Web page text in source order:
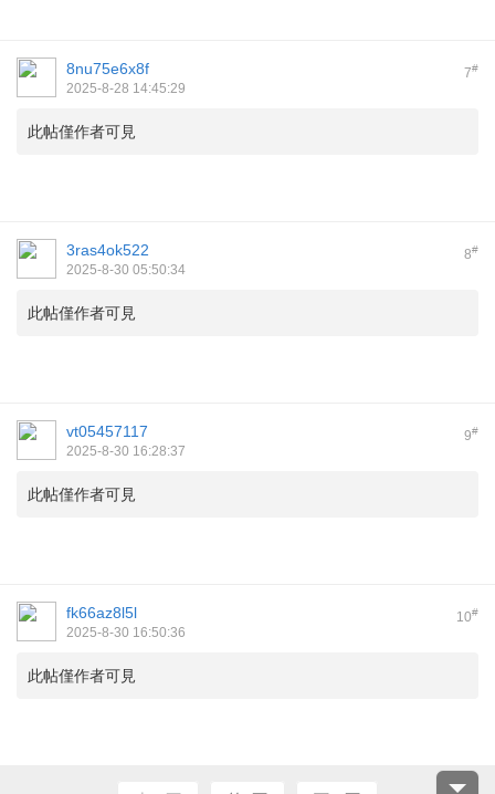
7#
8nu75e6x8f
2025-8-28 14:45:29
此帖僅作者可見
8#
3ras4ok522
2025-8-30 05:50:34
此帖僅作者可見
9#
vt05457117
2025-8-30 16:28:37
此帖僅作者可見
10#
fk66az8l5l
2025-8-30 16:50:36
此帖僅作者可見